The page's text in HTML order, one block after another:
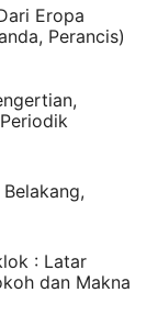
Eropa
Perancis)
: Latar
dan Makna